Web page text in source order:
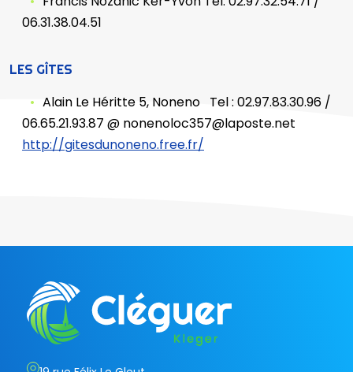
06.31.38.04.51
LES GÎTES
Alain Le Héritte 5, Noneno Tel : 02.97.83.30.96 /
06.65.21.93.87 @ nonenoloc357@laposte.net
http://gitesdunoneno.free.fr/